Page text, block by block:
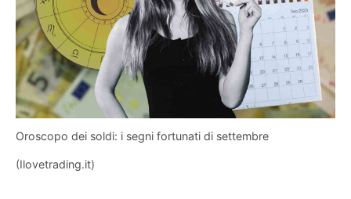
Oroscopo dei soldi: i segni fortunati di settembre
(Ilovetrading.it)